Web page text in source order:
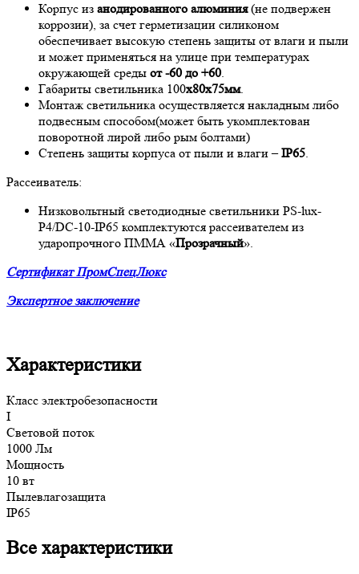
Корпус из анодированного алюминия(не подвержен
коррозии), за счет герметизации силиконом
обеспечивает высокую степень защиты от влаги и пыли
и может применяться на улице при температурах
окружающей среды от -60 до +60.
Габариты светильника 100x80x75мм.
Монтаж светильника осуществляется накладным либо
подвесным способом(может быть укомплектован
поворотной лирой либо рым болтами)
Степень защиты корпуса от пыли и влаги –IP65.
Рассеиватель:
Низковольтный светодиодные светильники PS-lux-
P4/DC-10-IP65 комплектуются рассеивателем из
ударопрочного ПММА «Прозрачный».
Сертификат ПромСпецЛюкс
Экспертное заключение
Характеристики
Класс электробезопасности
I
Световой поток
1000 Лм
Мощность
10 вт
Пылевлагозащита
IP65
Все характеристики